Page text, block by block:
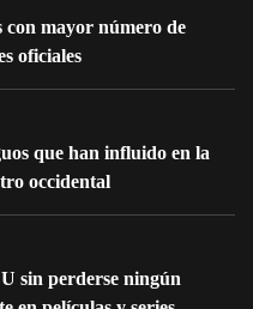
con mayor número de
oficiales
que han influido en la
occidental
sin perderse ningún